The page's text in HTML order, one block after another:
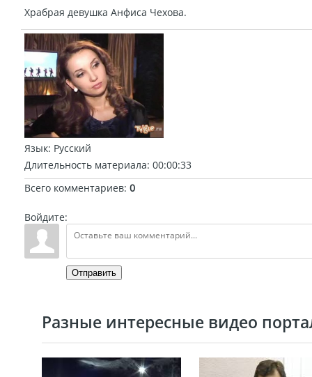
Храбрая девушка Анфиса Чехова.
Язык: Русский
Длительность материала: 00:00:33
Всего комментариев: 0
Войдите:
Отправить
Разные интересные видео